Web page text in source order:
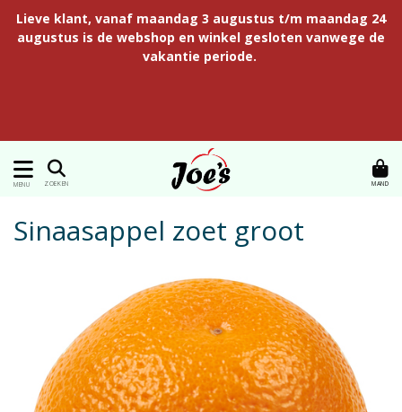
Lieve klant, vanaf maandag 3 augustus t/m maandag 24
augustus is de webshop en winkel gesloten vanwege de
vakantie periode.
MENU ZOEKEN MAND
Sinaasappel zoet groot